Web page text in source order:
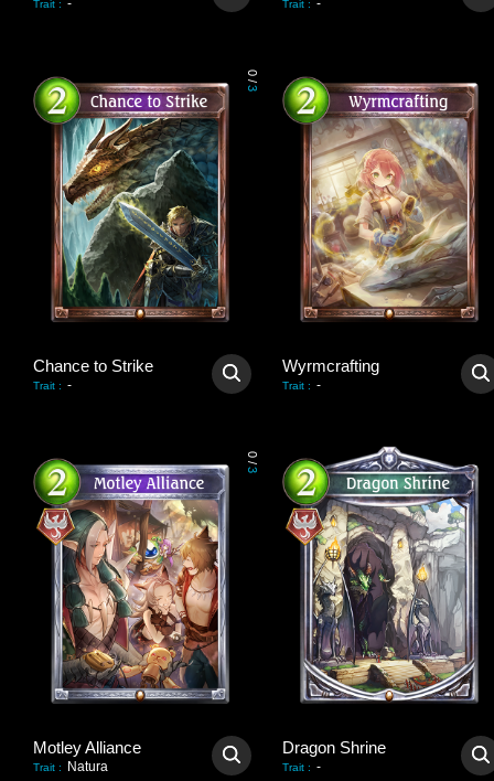
Trait : - Trait : -
0
/
3
Chance to Strike
Trait : -
Wyrmcrafting
Trait : -
0
/
3
Motley Alliance
Trait : Natura
Dragon Shrine
Trait : -